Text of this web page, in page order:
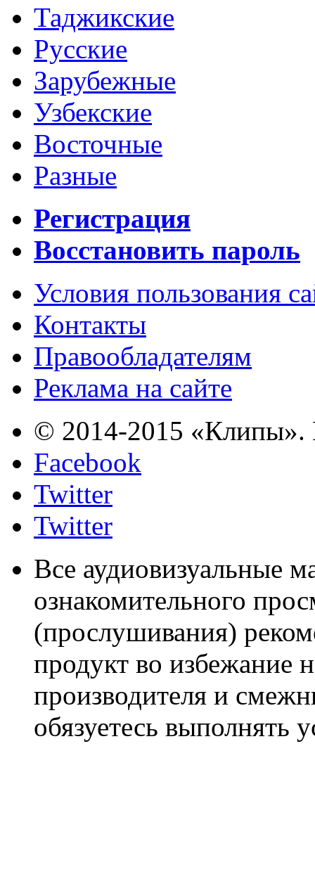
Таджикские
Русские
Зарубежные
Узбекские
Восточные
Разные
Регистрация
Восстановить пароль
Условия пользования
Контакты
Правообладателям
Реклама на сайте
© 2014-2015 «Клипы».
Facebook
Twitter
Twitter
Все аудиовизуальные
ознакомительного
(прослушивания)
продукт во избежание
производителя и
обязуетесь выполнять